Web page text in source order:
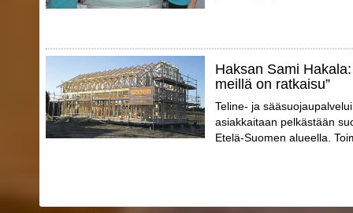
Haksan Sami
meillä on ratkaisu”
Teline- ja
asiakkaitaan pelkästään
Etelä-Suomen alueella.